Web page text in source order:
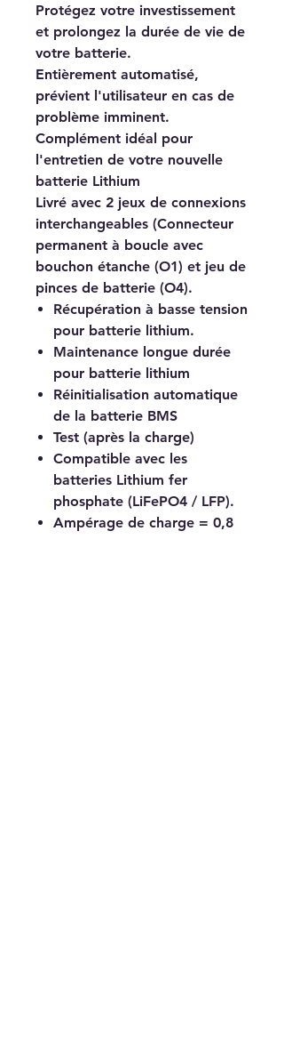
Protégez votre investissement
et prolongez la durée de vie de
votre batterie.
Entièrement automatisé,
prévient l'utilisateur en cas de
problème imminent.
Complément idéal pour
l'entretien de votre nouvelle
batterie Lithium
Livré avec 2 jeux de connexions
interchangeables (Connecteur
permanent à boucle avec
bouchon étanche (O1) et jeu de
pinces de batterie (O4).
Récupération à basse tension
pour batterie lithium.
Maintenance longue durée
pour batterie lithium
Réinitialisation automatique
de la batterie BMS
Test (après la charge)
Compatible avec les
batteries Lithium fer
phosphate (LiFePO4 / LFP).
Ampérage de charge = 0,8